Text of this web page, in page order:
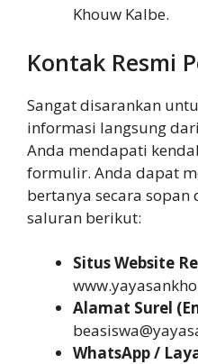
Khouw Kalbe.
Kontak Resmi
Sangat disarankan
informasi langsung
Anda mendapati
formulir. Anda dapat
bertanya secara
saluran berikut:
Situs Website
Alamat Surel
WhatsApp /